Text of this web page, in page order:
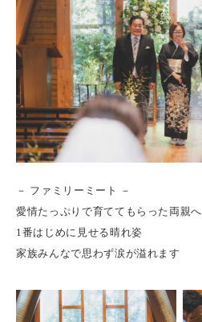
－ ファミリーミート －
愛情たっぷりで育ててもらった両親へ
1番はじめに見せる晴れ姿
家族みんなで思わず涙が溢れます